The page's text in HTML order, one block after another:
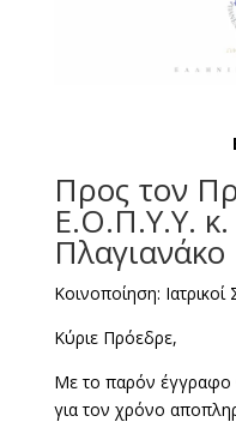
Προς τον
Ε.Ο.Π.Υ.Υ. κ.
Πλαγιανάκο
Κοινοποίηση:
Κύριε Πρόεδρε,
Με το παρόν έγγραφο
για τον χρόνο